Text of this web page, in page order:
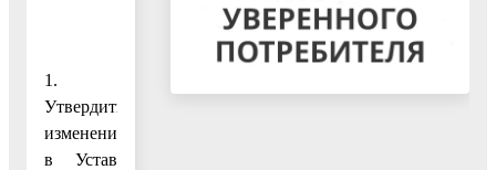
1.
Утвердить
изменение
в Устав